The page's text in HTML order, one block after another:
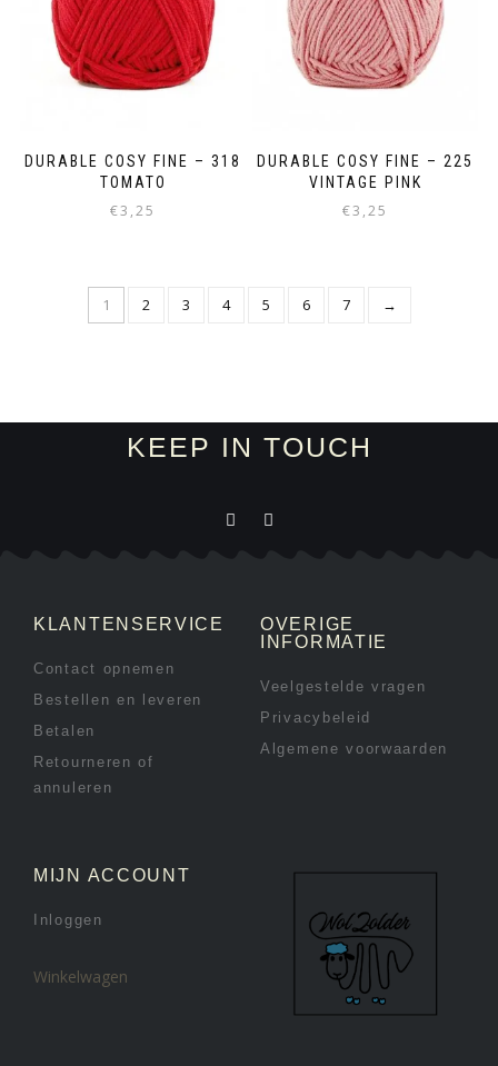
DURABLE COSY FINE – 318
TOMATO
€3,25
DURABLE COSY FINE – 225
VINTAGE PINK
€3,25
1 2 3 4 5 6 7 →
KEEP IN TOUCH
KLANTENSERVICE
Contact opnemen
Bestellen en leveren
Betalen
Retourneren of
annuleren
OVERIGE
INFORMATIE
Veelgestelde vragen
Privacybeleid
Algemene voorwaarden
MIJN ACCOUNT
Inloggen
Winkelwagen